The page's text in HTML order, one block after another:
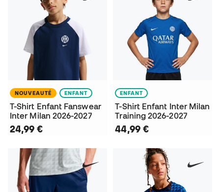
NOUVEAUTÉ ENFANT
T-Shirt Enfant Fanswear
Inter Milan 2026-2027
24,99 €
ENFANT
T-Shirt Enfant Inter Milan
Training 2026-2027
44,99 €